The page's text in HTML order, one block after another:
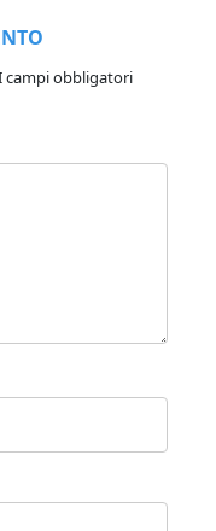
campi obbligatori